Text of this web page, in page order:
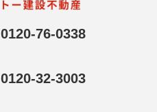
0120-76-0338
0120-32-3003